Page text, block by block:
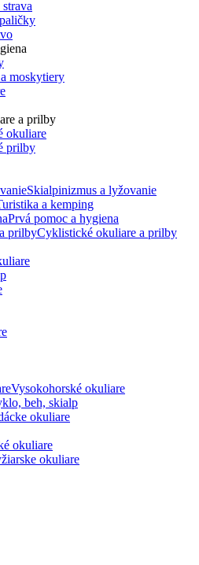
moskytiery
a prilby
okuliare
prilby
Skialpinizmus a lyžovanie
a kemping
Prvá pomoc a hygiena
Cyklistické okuliare a prilby
Vysokohorské okuliare
beh, skialp
okuliare
okuliare
okuliare